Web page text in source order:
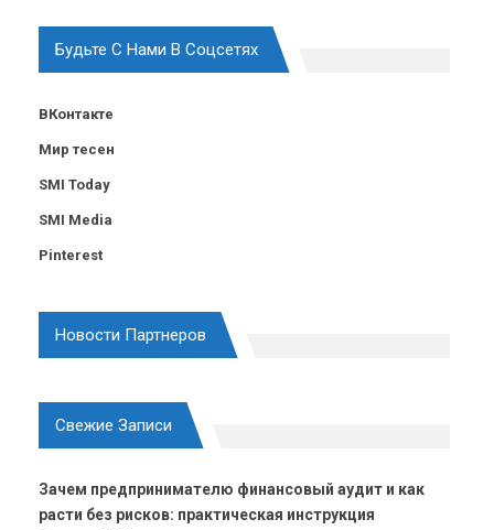
Будьте С Нами В Соцсетях
ВКонтакте
Мир тесен
SMI Today
SMI Media
Pinterest
Новости Партнеров
Свежие Записи
Зачем предпринимателю финансовый аудит и как
расти без рисков: практическая инструкция